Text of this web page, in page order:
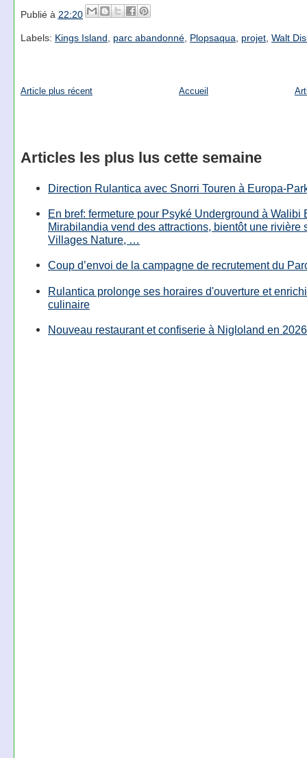
Publié à 22:20
Labels: Kings Island, parc abandonné, Plopsaqua, projet, Walt
Article plus récent Accueil
Articles les plus lus cette semaine
Direction Rulantica avec Snorri Touren à Europa-
En bref: fermeture pour Psyké Underground à Walibi
Mirabilandia vend des attractions, bientôt une rivière
Villages Nature, …
Coup d’envoi de la campagne de recrutement du
Rulantica prolonge ses horaires d'ouverture et
culinaire
Nouveau restaurant et confiserie à Nigloland en 2026